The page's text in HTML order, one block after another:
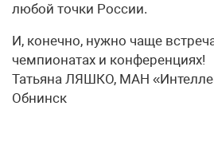
любой точки России.
И, конечно, нужно чаще
чемпионатах и конференциях!
Татьяна ЛЯШКО, МАН
Обнинск